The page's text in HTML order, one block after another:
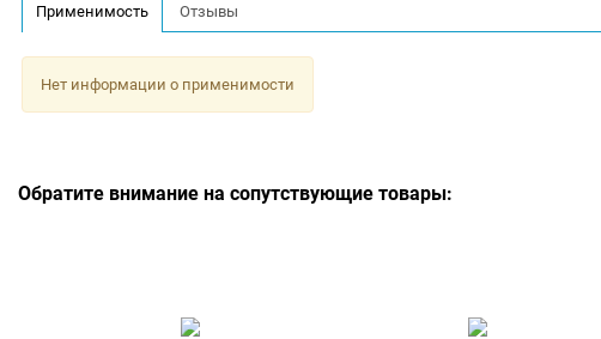
Применимость Отзывы
Нет информации о применимости
Обратите внимание на сопутствующие товары: